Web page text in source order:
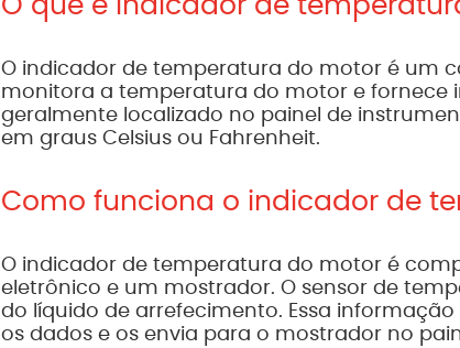
O que é indicador de
O indicador de temperatura do motor é um
monitora a temperatura do motor e fornece
geralmente localizado no painel de
em graus Celsius ou Fahrenheit.
Como funciona o indicador de
O indicador de temperatura do motor é
eletrônico e um mostrador. O sensor de
do líquido de arrefecimento. Essa
os dados e os envia para o mostrador no